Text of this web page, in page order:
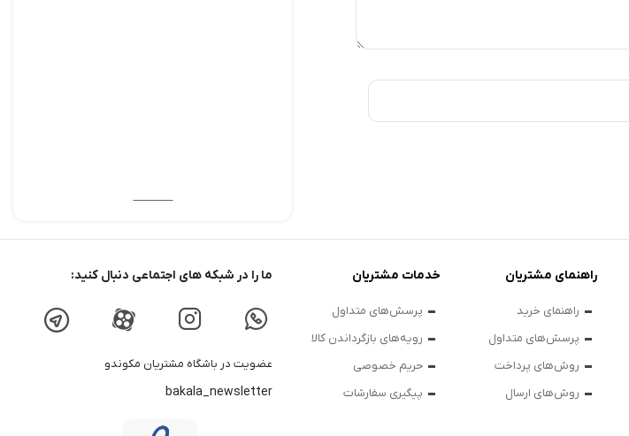
راهنمای مشتریان
راهنمای خرید
پرسش‌های متداول
روش‌های پرداخت
روش‌های ارسال
خدمات مشتریان
پرسش‌های متداول
رویه‌های بازگرداندن کالا
حریم خصوصی
پیگیری سفارشات
ما را در شبکه های اجتماعی دنبال کنید:
عضویت در باشگاه مشتریان مکوندو
bakala_newsletter